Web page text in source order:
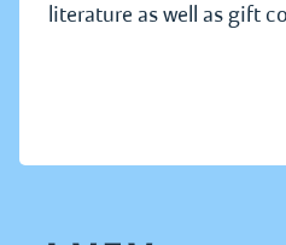
literature as well as gift